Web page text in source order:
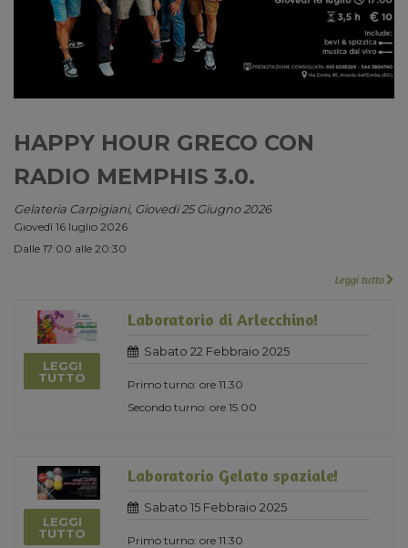
HAPPY HOUR GRECO CON
RADIO MEMPHIS 3.0.
Gelateria Carpigiani, Giovedi 25 Giugno 2026
Giovedì 16 luglio 2026
Dalle 17:00 alle 20:30
Leggi tutto
LEGGI
TUTTO
Laboratorio di Arlecchino!
Sabato 22 Febbraio 2025
Primo turno: ore 11.30
Secondo turno: ore 15.00
LEGGI
TUTTO
Laboratorio Gelato spaziale!
Sabato 15 Febbraio 2025
Primo turno: ore 11.30